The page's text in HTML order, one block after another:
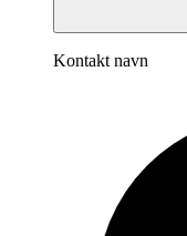
Kontakt navn